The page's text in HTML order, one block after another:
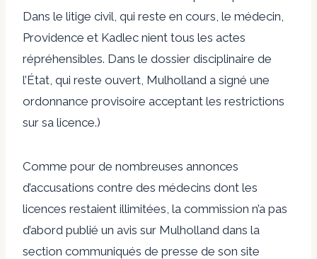
Dans le litige civil, qui reste en cours, le médecin,
Providence et Kadlec nient tous les actes
répréhensibles. Dans le dossier disciplinaire de
l’État, qui reste ouvert, Mulholland a signé une
ordonnance provisoire acceptant les restrictions
sur sa licence.)
Comme pour de nombreuses annonces
d’accusations contre des médecins dont les
licences restaient illimitées, la commission n’a pas
d’abord publié un avis sur Mulholland dans la
section communiqués de presse de son site